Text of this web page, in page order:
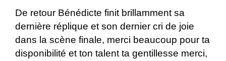
De retour Bénédicte finit brillamment sa
dernière réplique et son dernier cri de joie
dans la scène finale, merci beaucoup pour ta
disponibilité et ton talent ta gentillesse merci,